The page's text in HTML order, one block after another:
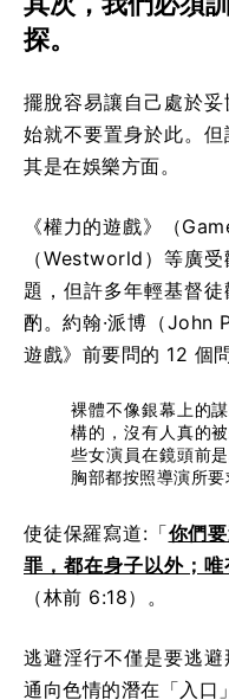
探。
擺脫容易讓自己處於
始就不要置身於此。
其是在娛樂方面。
《權力的遊戲》（
（Westworld）等廣
題，但許多年輕基督
酌。約翰·派博（John
遊戲》前要問的 12 個
裸體不像銀幕上的
構的，沒有人真的
些女演員在鏡頭前
胸部都按照導演所要
使徒保羅寫道:「你們
罪，都在身子以外；
（林前 6:18）。
逃避淫行不僅是要逃
通向色情的潛在「入口